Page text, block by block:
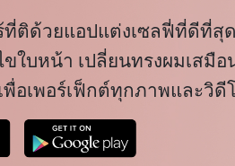
ที่ติด้วยแอปแต่งเซลฟี่ที่ดีที่สุ
ใบหน้า เปลี่ยนทรงผมเสมือ
พื่อเพอร์เฟ็กต์ทุกภาพและวิดี